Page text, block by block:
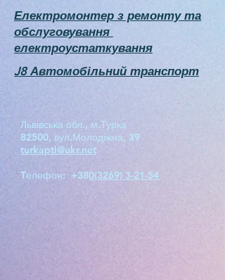
Електромонтер з ремонту та
обслуговування
електроустаткування
J8 Автомобільний транспорт
Львівська обл., м.Турка
82500, вул.Молодіжна, 39
turkaptl@ukr.net
Tелефон: +380(3269) 3-21-54